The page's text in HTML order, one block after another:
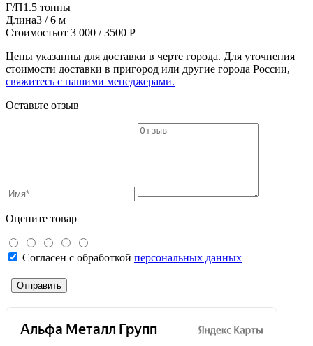
Г/П1.5 тонны
Длина3 / 6 м
Стоимостьот 3 000 / 3500 Р
Цены указанны для доставки в черте города. Для уточнения
стоимости доставки в пригород или другие города России,
свяжитесь с нашими менеджерами.
Оставьте отзыв
Оцените товар
Согласен с обработкой персональных данных
Отправить